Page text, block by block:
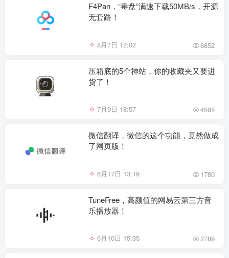
F4Pan，“毒盘”满速下载50MB/s，开源
无套路！
8月7日 12:02 6852
压箱底的5个神站，你的收藏夹又要进
货了！
7月9日 18:57 4595
微信翻译，微信的这个功能，竟然做成
了网页版！
6月17日 13:19 1780
TuneFree，高颜值的网易云第三方音
乐播放器！
6月10日 15:35 2789